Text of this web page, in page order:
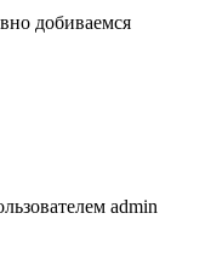
добиваемся
admin